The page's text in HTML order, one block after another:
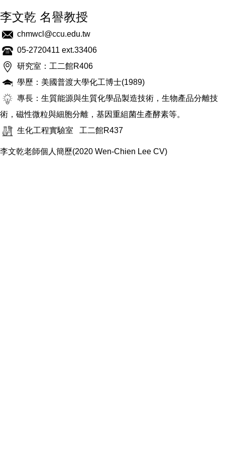
李文乾 名譽教授
chmwcl@ccu.edu.tw
05-2720411 ext.33406
研究室：工二館R406
學歷：美國普渡大學化工博士(1989)
專長：生質能源與生質化學品製造技術，生物產品分離技
術，磁性微粒與細胞分離，基因重組菌生產酵素等。
生化工程實驗室
工二館R437
李文乾老師個人簡歷(2020 Wen-Chien Lee CV)